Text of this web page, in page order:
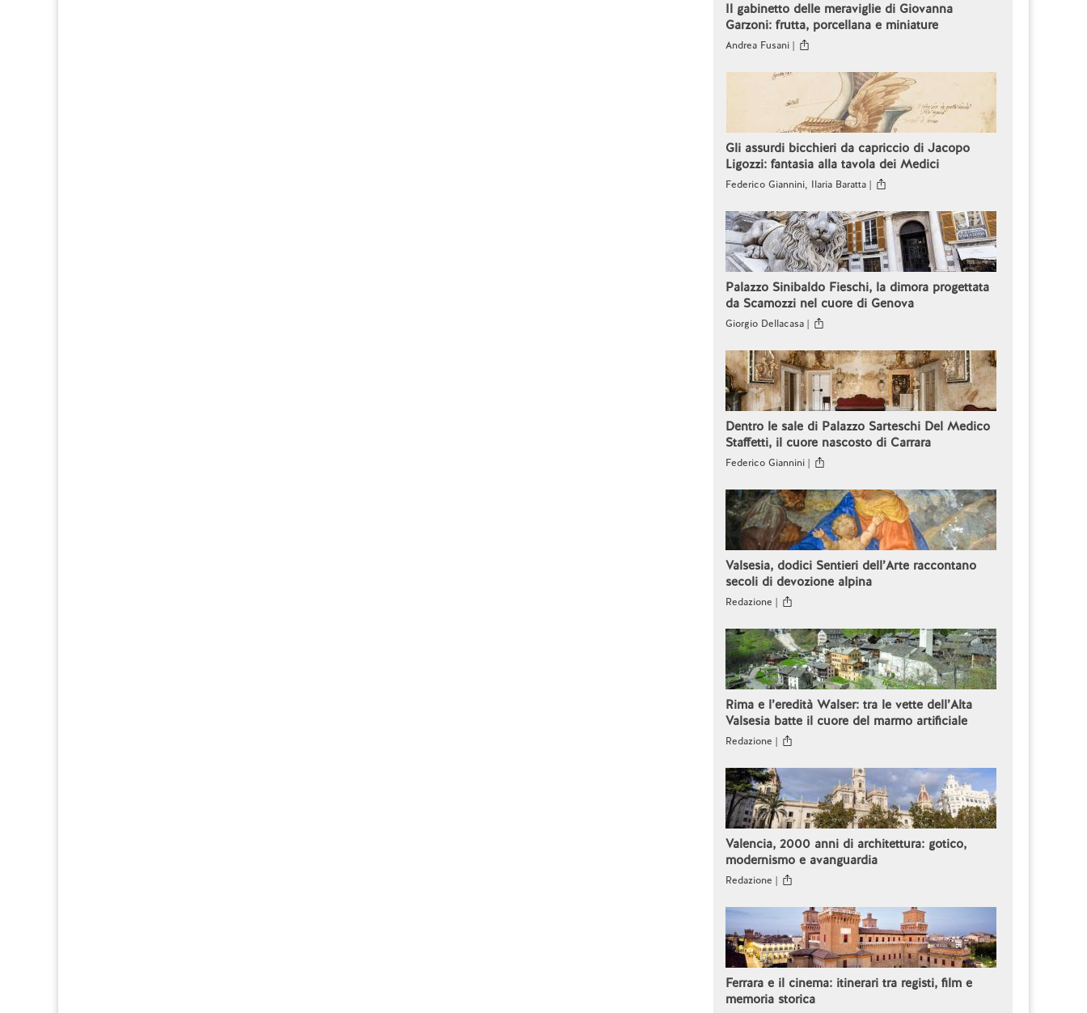
Il gabinetto delle meraviglie di Giovanna
Garzoni: frutta, porcellana e miniature
Andrea Fusani |
Gli assurdi bicchieri da capriccio di Jacopo
Ligozzi: fantasia alla tavola dei Medici
Federico Giannini, Ilaria Baratta |
Palazzo Sinibaldo Fieschi, la dimora progettata
da Scamozzi nel cuore di Genova
Giorgio Dellacasa |
Dentro le sale di Palazzo Sarteschi Del Medico
Staffetti, il cuore nascosto di Carrara
Federico Giannini |
Valsesia, dodici Sentieri dell’Arte raccontano
secoli di devozione alpina
Redazione |
Rima e l’eredità Walser: tra le vette dell’Alta
Valsesia batte il cuore del marmo artificiale
Redazione |
Valencia, 2000 anni di architettura: gotico,
modernismo e avanguardia
Redazione |
Ferrara e il cinema: itinerari tra registi, film e
memoria storica